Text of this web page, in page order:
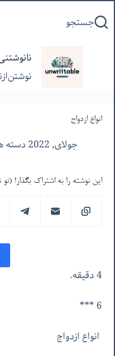
به
جستجو
انواع ازدواج
جولای, 2022 دسته ها
این نوشته را به اشتراک بگذار!
4 دقیقه.
6 ***
انواع ازدواج